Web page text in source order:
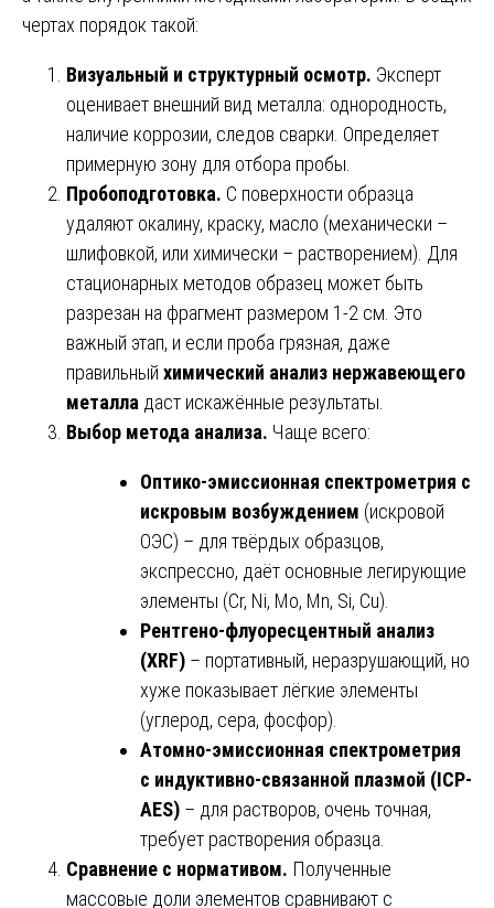
чертах порядок такой:
Визуальный и структурный осмотр. Эксперт
оценивает внешний вид металла: однородность,
наличие коррозии, следов сварки. Определяет
примерную зону для отбора пробы.
Пробоподготовка. С поверхности образца
удаляют окалину, краску, масло (механически –
шлифовкой, или химически – растворением). Для
стационарных методов образец может быть
разрезан на фрагмент размером 1-2 см. Это
важный этап, и если проба грязная, даже
правильный химический анализ нержавеющего
металла даст искажённые результаты.
Выбор метода анализа. Чаще всего:
Оптико-эмиссионная спектрометрия с
искровым возбуждением (искровой
ОЭС) – для твёрдых образцов,
экспрессно, даёт основные легирующие
элементы (Cr, Ni, Mo, Mn, Si, Cu).
Рентгено-флуоресцентный анализ
(XRF) – портативный, неразрушающий, но
хуже показывает лёгкие элементы
(углерод, сера, фосфор).
Атомно-эмиссионная спектрометрия
с индуктивно-связанной плазмой (ICP-
AES) – для растворов, очень точная,
требует растворения образца.
Сравнение с нормативом. Полученные
массовые доли элементов сравнивают с